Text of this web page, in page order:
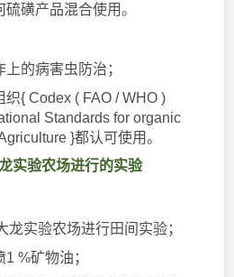
磺产品混合使用。
的病害虫防治；
{ Codex ( FAO / WHO )
Standards for organic
}都认可使用。
实验农场进行的实验
龙实验农场进行田间实验；
%矿物油；